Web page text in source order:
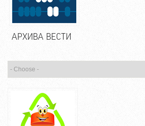
АРХИВА ВЕСТИ